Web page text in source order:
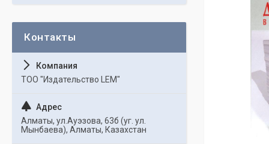
ТОО "Издательство LEM"
Алматы, ул.Ауэзова, 63б (уг. ул.
Мынбаева), Алматы, Казахстан